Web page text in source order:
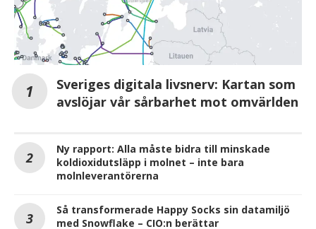
Sveriges digitala livsnerv: Kartan som
avslöjar vår sårbarhet mot omvärlden
Ny rapport: Alla måste bidra till minskade
koldioxidutsläpp i molnet – inte bara
molnleverantörerna
Så transformerade Happy Socks sin datamiljö
med Snowflake – CIO:n berättar